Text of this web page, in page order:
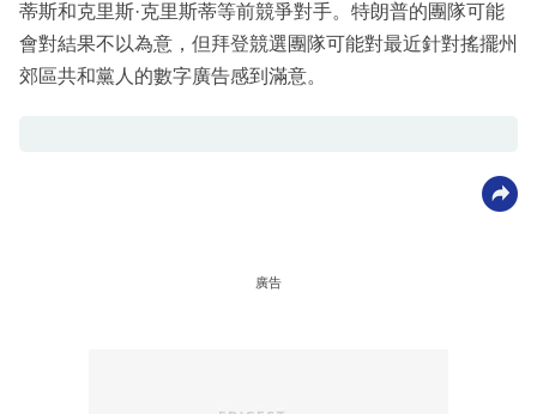
蒂斯和克里斯·克里斯蒂等前競爭對手。特朗普的團隊可能
會對結果不以為意，但拜登競選團隊可能對最近針對搖擺州
郊區共和黨人的數字廣告感到滿意。
廣告